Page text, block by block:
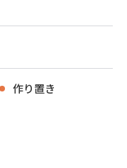
作り置き